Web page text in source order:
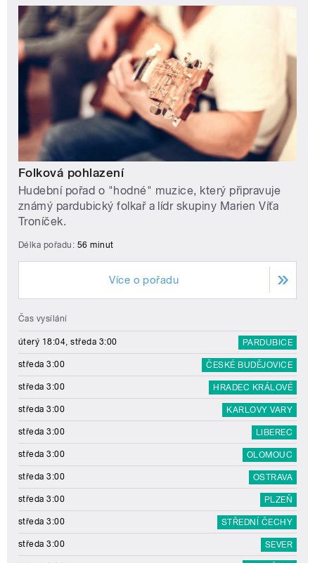
Folková pohlazení
Hudební pořad o "hodné" muzice, který připravuje
známý pardubický folkař a lídr skupiny Marien Víťa
Troníček.
Délka pořadu: 56 minut
Více o pořadu
Čas vysílání
úterý 18:04, středa 3:00 PARDUBICE
středa 3:00 ČESKÉ BUDĚJOVICE
středa 3:00 HRADEC KRÁLOVÉ
středa 3:00 KARLOVY VARY
středa 3:00 LIBEREC
středa 3:00 OLOMOUC
středa 3:00 OSTRAVA
středa 3:00 PLZEŇ
středa 3:00 STŘEDNÍ ČECHY
středa 3:00 SEVER